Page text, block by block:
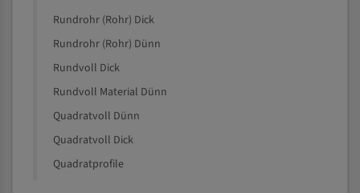
Rundrohr (Rohr) Dick
Rundrohr (Rohr) Dünn
Rundvoll Dick
Rundvoll Material Dünn
Quadratvoll Dünn
Quadratvoll Dick
Quadratprofile